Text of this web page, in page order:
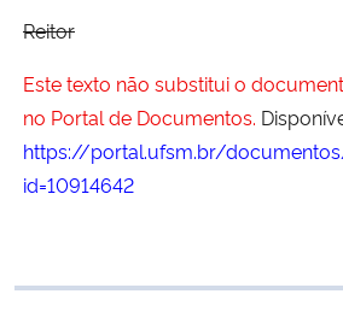
Reitor
Este texto não substitui o
no Portal de Documentos.
https://portal.ufsm.br/
id=10914642